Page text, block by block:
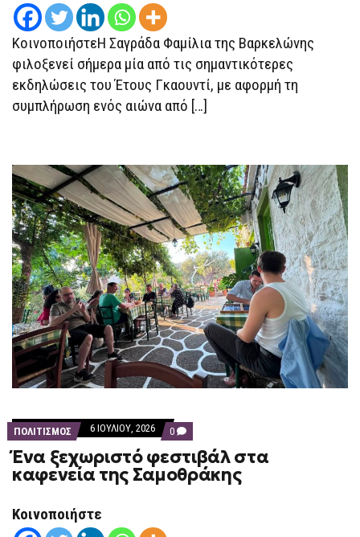
ΓΙΑ
ΤΟΝ
ΨΗΛΌΤΕΡΟ
ΧΡΙΣΤΙΑΝΙΚΌ
ΝΑΌ
ΚΌΣΜΟΥ,
ΘΑ
ΚοινοποιήστεΗ Σαγράδα Φαμίλια της Βαρκελώνης
φιλοξενεί σήμερα μία από τις σημαντικότερες
εκδηλώσεις του Έτους Γκαουντί, με αφορμή τη
συμπλήρωση ενός αιώνα από […]
ΠΟΛΙΤΙΣΜΟΣ 6 ΙΟΥΛΊΟΥ, 2026 0 COMMENTS
ON
ΈΝΑ
ΞΕΧΩΡΙΣΤΌ
ΦΕΣΤΙΒΆΛ
Ένα ξεχωριστό φεστιβάλ στα
καφενεία της Σαμοθράκης
Κοινοποιήστε